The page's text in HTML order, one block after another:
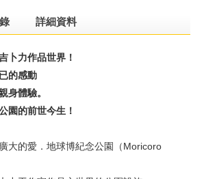
詳細資料
卜力作品世界！
的感動
身體驗。
園的前世今生！
大的愛．地球博紀念公園（Moricoro